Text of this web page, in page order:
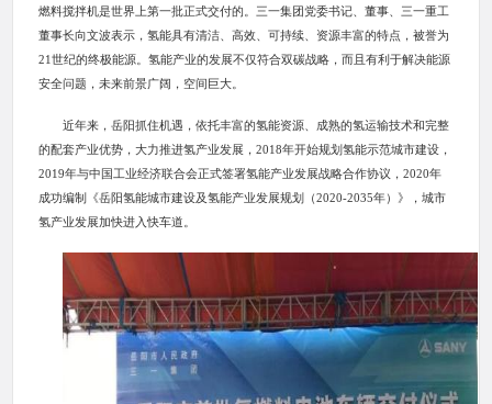
燃料搅拌机是世界上第一批正式交付的。三一集团党委书记、董事、三一重工
董事长向文波表示，氢能具有清洁、高效、可持续、资源丰富的特点，被誉为
21世纪的终极能源。氢能产业的发展不仅符合双碳战略，而且有利于解决能源
安全问题，未来前景广阔，空间巨大。
近年来，岳阳抓住机遇，依托丰富的氢能资源、成熟的氢运输技术和完整
的配套产业优势，大力推进氢产业发展，2018年开始规划氢能示范城市建设，
2019年与中国工业经济联合会正式签署氢能产业发展战略合作协议，2020年
成功编制《岳阳氢能城市建设及氢能产业发展规划（2020-2035年）》，城市
氢产业发展加快进入快车道。